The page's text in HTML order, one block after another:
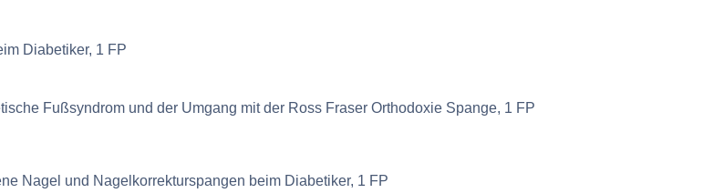
Diabetiker, 1 FP
Fußsyndrom und der Umgang mit der Ross Fraser Orthodoxie Spange, 1 FP
Nagel und Nagelkorrekturspangen beim Diabetiker, 1 FP